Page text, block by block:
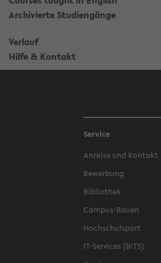
Archivierte Studiengänge
Verlauf
Hilfe & Kontakt
Service
Anreise und Kontakt
Bewerbung
Bibliothek
Campus-Bauen
Hochschulsport
IT-Services (BITS)